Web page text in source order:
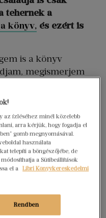
tehernek a
könyv, és ezért is
is a könyv
megismerjem
ahol a családfő
sokasága dolgozta
Valóban úgy
a szalagcímek
a klikkvadászat
aktuális a
médiában, és
szentelt a
az ízléséhez minél közelebb
arra kérjük, hogy fogadja el
gomb megnyomásával.
használata
telepíti a böngészőjébe, de
a Sütibeállítások
el a Libri Könyvkereskedelmi
Rendben